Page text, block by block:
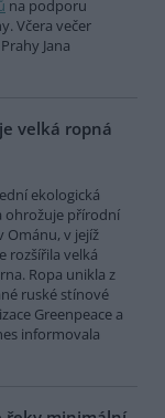
na podporu
Včera večer
Jana
velká ropná
ekologická
ohrožuje přírodní
Ománu, v jejíž
rozšířila velká
Ropa unikla z
ruské stínové
Greenpeace a
informovala